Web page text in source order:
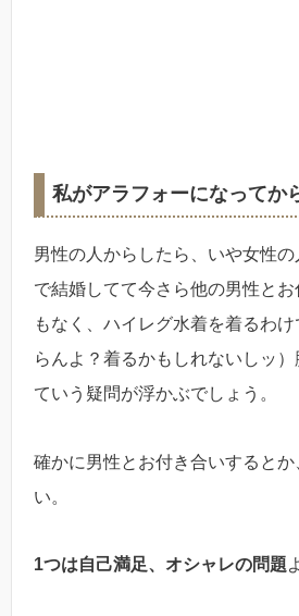
私がアラフォーになってか
男性の人からしたら、いや女性
で結婚してて今さら他の男性と
もなく、ハイレグ水着を着るわ
らんよ？着るかもしれないしッ
ていう疑問が浮かぶでしょう。
確かに男性とお付き合いすると
い。
1つは自己満足、オシャレの問題